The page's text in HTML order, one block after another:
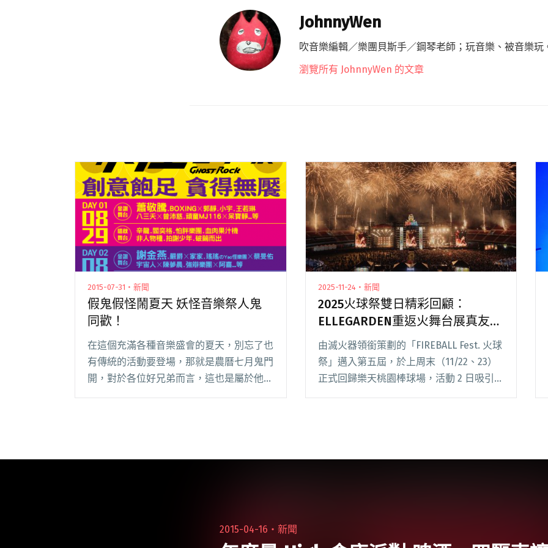
JohnnyWen
吹音樂編輯／樂團貝斯手／鋼琴老師；玩音樂、被音樂玩
瀏覽所有 JohnnyWen 的文章
2015-07-31・新聞
假鬼假怪鬧夏天 妖怪音樂祭人鬼
同歡！
在這個充滿各種音樂盛會的夏天，別忘了也
有傳統的活動要登場，那就是農曆七月鬼門
開，對於各位好兄弟而言，這也是屬於他們
的夏日祭典！今年夏天就有個結合了傳統與
祭人鬼同歡！"
2025-11-24・新聞
2025火球祭雙日精彩回顧：
ELLEGARDEN重返火舞台展真友
誼、滅火器邀「大師兄」林智勝重
返球場舞台
由滅火器領銜策劃的「FIREBALL Fest. 火球
祭」邁入第五屆，於上周末（11/22、23）
正式回歸樂天桃園棒球場，活動 2 日吸引近
3 萬 5000 人次入場，盡情脫離日常、享受
誼、滅火器邀「大師兄」林智勝重返球場舞
2015-04-16・新聞